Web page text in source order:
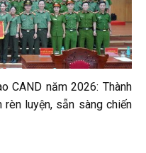
CAND năm 2026: Thành
luyện, sẵn sàng chiến